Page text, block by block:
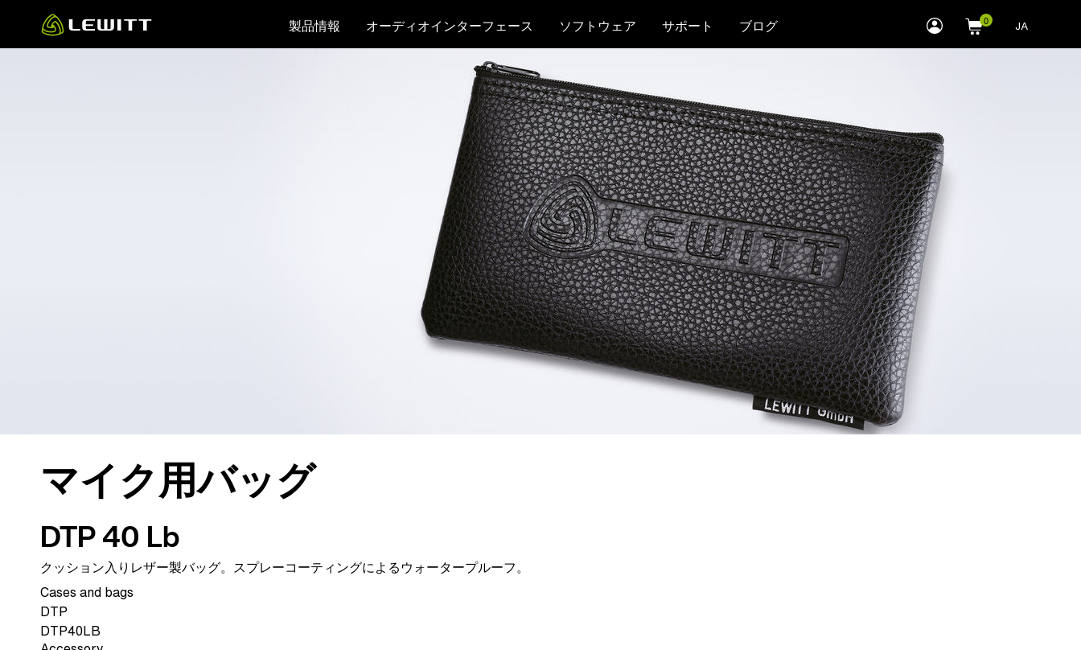
main
製品情報 オーディオインターフェース ソフトウェア サポート ブログ myLEWITT
Account
JA
マイク用バッグ
DTP 40 Lb
クッション入りレザー製バッグ。スプレーコーティングによるウォータープルーフ。
Cases and bags
DTP
DTP40LB